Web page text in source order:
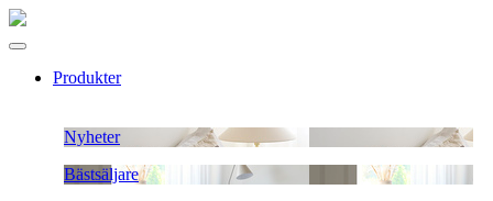
Produkter
Nyheter
Bästsäljare